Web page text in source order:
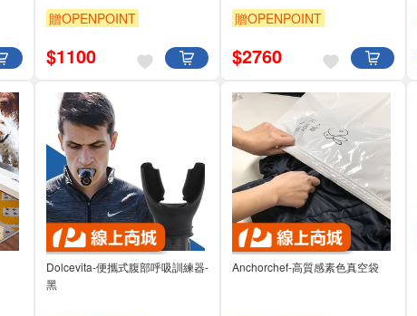
贈OPENPOINT
$1100
贈OPENPOINT
$2760
Dolcevita-便攜式腹部呼吸訓練器-
黑
Anchorchef-高質感素色真空袋